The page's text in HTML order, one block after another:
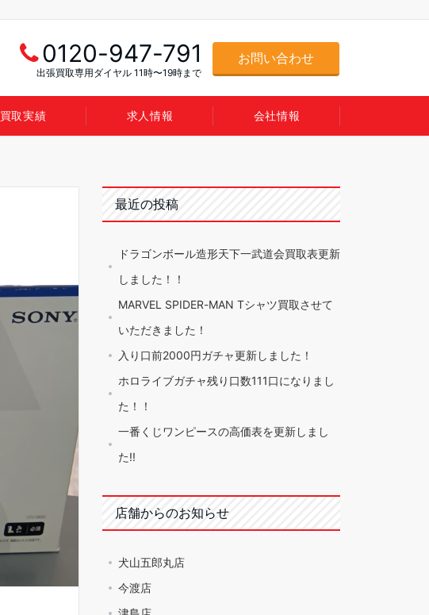
0120-947-791
出張買取専用ダイヤル 11時〜19時まで
お問い合わせ
買取実績 求人情報 会社情報
最近の投稿
ドラゴンボール造形天下一武道会買取表更新
しました！！
MARVEL SPIDER-MAN Tシャツ買取させて
いただきました！
入り口前2000円ガチャ更新しました！
ホロライブガチャ残り口数111口になりまし
た！！
一番くじワンピースの高価表を更新しまし
た!!
店舗からのお知らせ
犬山五郎丸店
今渡店